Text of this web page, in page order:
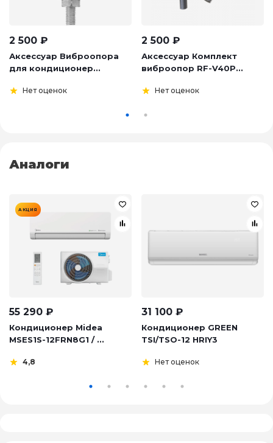
2 500 ₽
Аксессуар Виброопора
для кондиционер...
Нет оценок
2 500 ₽
Аксессуар Комплект
виброопор RF-V40P...
Нет оценок
Аналоги
АКЦИЯ
55 290 ₽
Кондиционер Midea
MSES1S-12FRN8G1 / ...
4,8
31 100 ₽
Кондиционер GREEN
TSI/TSO-12 HRIY3
Нет оценок